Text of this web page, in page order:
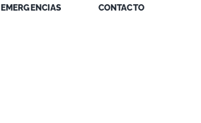
EMERGENCIAS CONTACTO